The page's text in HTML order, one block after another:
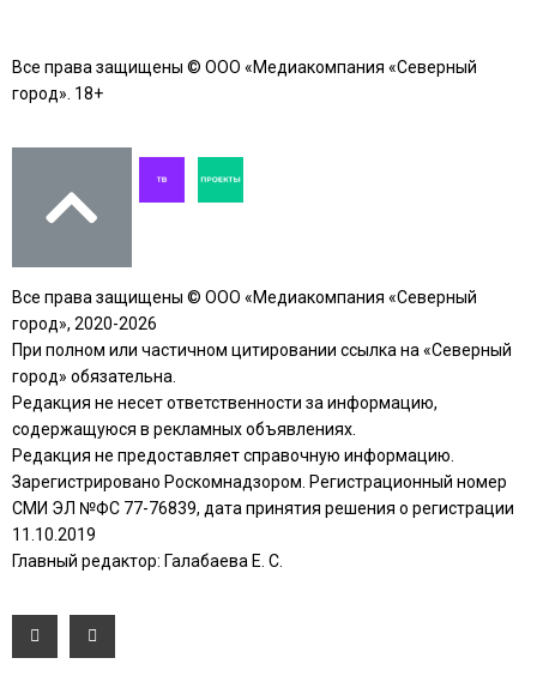
Все права защищены © ООО «Медиакомпания «Северный
город». 18+
Все права защищены © ООО «Медиакомпания «Северный
город», 2020-2026
При полном или частичном цитировании ссылка на «Северный
город» обязательна.
Редакция не несет ответственности за информацию,
содержащуюся в рекламных объявлениях.
Редакция не предоставляет справочную информацию.
Зарегистрировано Роскомнадзором. Регистрационный номер
СМИ ЭЛ №ФС 77-76839, дата принятия решения о регистрации
11.10.2019
Главный редактор: Галабаева Е. С.